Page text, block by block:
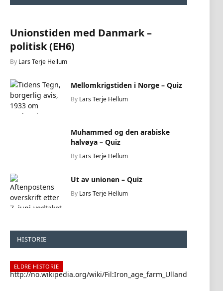
Unionstiden med Danmark –
politisk (EH6)
By Lars Terje Hellum
Mellomkrigstiden i Norge – Quiz
By Lars Terje Hellum
Muhammed og den arabiske
halvøya – Quiz
By Lars Terje Hellum
Ut av unionen – Quiz
By Lars Terje Hellum
HISTORIE
ELDRE HISTORIE